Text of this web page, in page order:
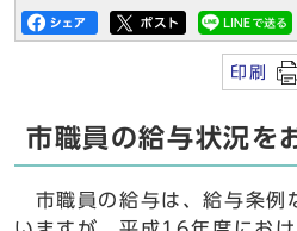
印刷
市職員の給与状況を
市職員の給与は、給与条例